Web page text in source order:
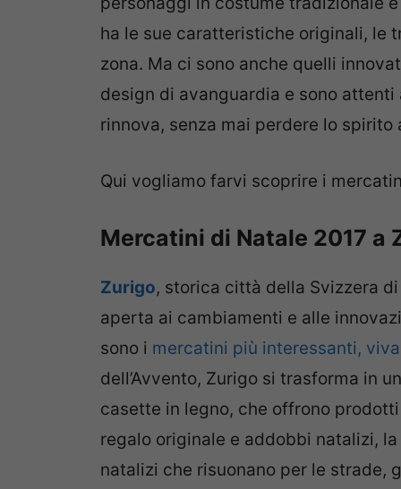
ha le sue caratteristiche originali, le
zona. Ma ci sono anche quelli
design di avanguardia e sono attenti
rinnova, senza mai perdere lo spirito
Qui vogliamo farvi scoprire i
Mercatini di Natale 2017 a
Zurigo, storica città della Svizzera
aperta ai cambiamenti e alle
sono i mercatini più interessanti,
dell’Avvento, Zurigo si trasforma in
casette in legno, che offrono
regalo originale e addobbi natalizi,
natalizi che risuonano per le strade,